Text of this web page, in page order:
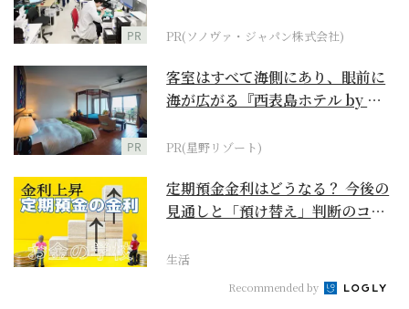
PR PR(ソノヴァ・ジャパン株式会社)
PR
客室はすべて海側にあり、眼前に
海が広がる『西表島ホテル by 星
PR(星野リゾート)
定期預金金利はどうなる？ 今後の
見通しと「預け替え」判断のコツ
生活
Recommended by